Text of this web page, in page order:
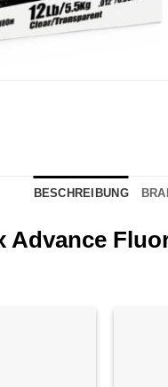
BESCHREIBUNG
Advance